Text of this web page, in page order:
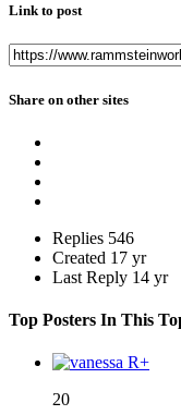
Link to post
Share on other sites
Replies 546
Created 17 yr
Last Reply 14 yr
Top Posters In This
20